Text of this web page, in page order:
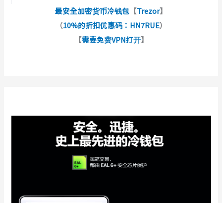
最安全加密货币冷钱包 【Trezor】
（10%的折扣优惠码：HN7RUE）
【需要免费VPN打开】